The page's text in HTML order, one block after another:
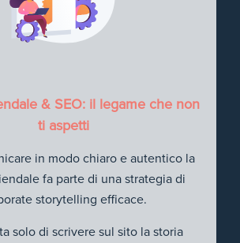
& SEO: il legame che non
ti aspetti
in modo chiaro e autentico la
fa parte di una strategia di
storytelling efficace.
solo di scrivere sul sito la storia